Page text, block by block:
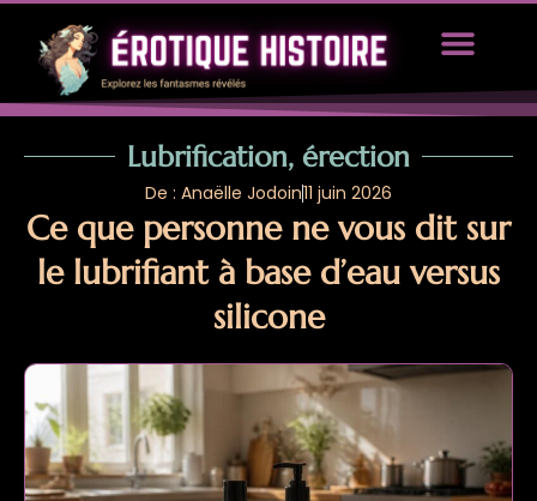
Lubrification, érection
De : Anaëlle Jodoin11 juin 2026
Ce que personne ne vous dit sur
le lubrifiant à base d’eau versus
silicone